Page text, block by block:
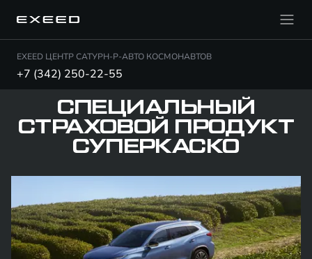
EXEED ЦЕНТР САТУРН-Р-АВТО КОСМОНАВТОВ
+7 (342) 250-22-55
СПЕЦИАЛЬНЫЙ
СТРАХОВОЙ ПРОДУКТ
СУПЕРКАСКО